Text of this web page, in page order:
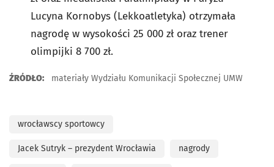
Lucyna Kornobys (Lekkoatletyka) otrzymała
nagrodę w wysokości 25 000 zł oraz trener
olimpijki 8 700 zł.
ŹRÓDŁO: materiały Wydziału Komunikacji Społecznej UMW
wrocławscy sportowcy
Jacek Sutryk – prezydent Wrocławia nagrody